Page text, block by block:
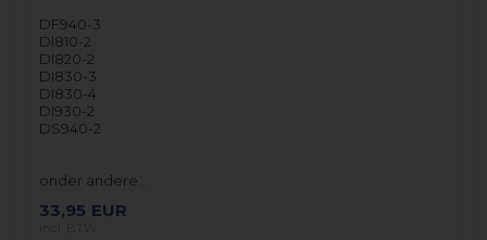
DF940-3
DI810-2
DI820-2
DI830-3
DI830-4
DI930-2
DS940-2
onder andere…
33,95 EUR